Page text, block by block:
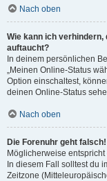
Nach oben
Wie kann ich
auftaucht?
In deinem persönlichen
„Meinen Online-Status
Option einschaltest,
deinen Online-Status
Nach oben
Die Forenuhr geht falsch!
Möglicherweise
In diesem Fall solltest du
Zeitzone